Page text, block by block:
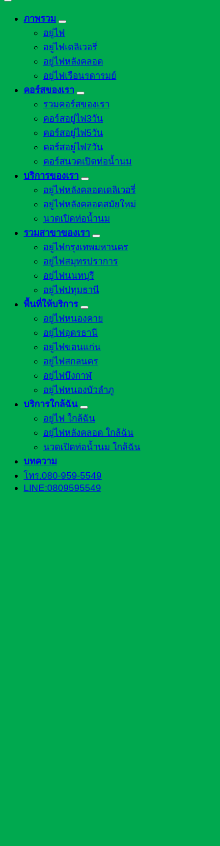
ภาพรวม
อยู่ไฟ
อยู่ไฟเดลิเวอรี่
อยู่ไฟหลังคลอด
อยู่ไฟเรือนรดารมย์
คอร์สของเรา
รวมคอร์สของเรา
คอร์สอยู่ไฟ3วัน
คอร์สอยู่ไฟ5วัน
คอร์สอยู่ไฟ7วัน
คอร์สนวดเปิดท่อน้ำนม
บริการของเรา
อยู่ไฟหลังคลอดเดลิเวอรี่
อยู่ไฟหลังคลอดสมัยใหม่
นวดเปิดท่อน้ำนม
รวมสาขาของเรา
อยู่ไฟกรุงเทพมหานคร
อยู่ไฟสมุทรปราการ
อยู่ไฟนนทบุรี
อยู่ไฟปทุมธานี
พื้นที่ให้บริการ
อยู่ไฟหนองคาย
อยู่ไฟอุดรธานี
อยู่ไฟขอนแก่น
อยู่ไฟสกลนคร
อยู่ไฟบึงกาฬ
อยู่ไฟหนองบัวลำภู
บริการใกล้ฉัน
อยู่ไฟ ใกล้ฉัน
อยู่ไฟหลังคลอด ใกล้ฉัน
นวดเปิดท่อน้ำนม ใกล้ฉัน
บทความ
โทร.080-959-5549
LINE:0809595549